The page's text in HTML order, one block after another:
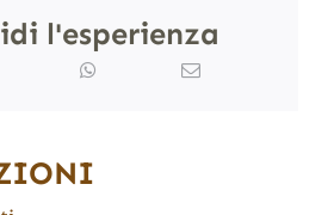
l'esperienza